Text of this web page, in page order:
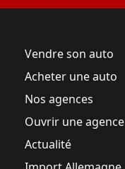
Vendre son auto
Acheter une auto
Nos agences
Ouvrir une agence
Actualité